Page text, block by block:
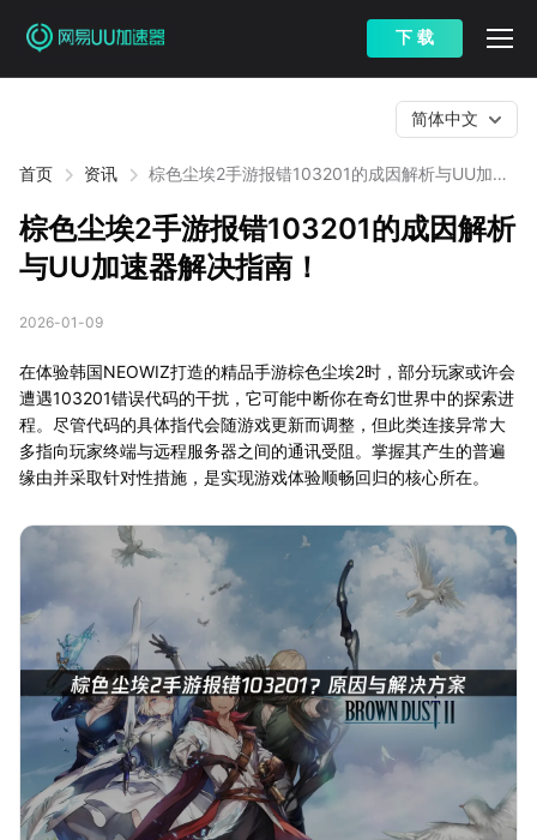
下 载
首页 资讯
棕色尘埃2手游报错103201的成因解析与UU加速
简体中文
棕色尘埃2手游报错103201的成因解析
与UU加速器解决指南！
2026-01-09
在体验韩国NEOWIZ打造的精品手游棕色尘埃2时，部分玩家或许会
遭遇103201错误代码的干扰，它可能中断你在奇幻世界中的探索进
程。尽管代码的具体指代会随游戏更新而调整，但此类连接异常大
多指向玩家终端与远程服务器之间的通讯受阻。掌握其产生的普遍
缘由并采取针对性措施，是实现游戏体验顺畅回归的核心所在。